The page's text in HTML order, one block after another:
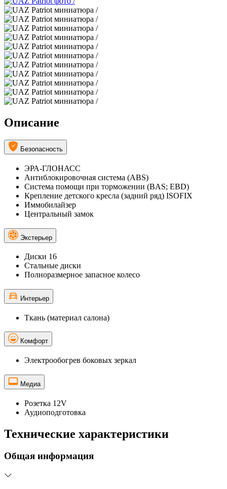
Описание
Безопасность
ЭРА-ГЛОНАСС
Антиблокировочная система (ABS)
Система помощи при торможении (BAS; EBD)
Крепление детского кресла (задний ряд) ISOFIX
Иммобилайзер
Центральный замок
Экстерьер
Диски 16
Стальные диски
Полноразмерное запасное колесо
Интерьер
Ткань (материал салона)
Комфорт
Электрообогрев боковых зеркал
Медиа
Розетка 12V
Аудиоподготовка
Технические характеристики
Общая информация